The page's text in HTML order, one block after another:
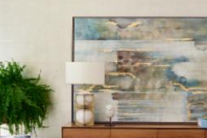
lo más nuevo
BIENVENIDA, ZASH: UNA
NUEVA MANERA DE VIVIR
LA MESA LLEGA A CASA
PALACIO.
mesa y cocina
august 05 2026